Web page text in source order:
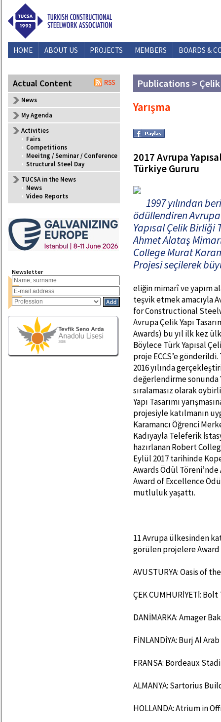
HOME ABOUT US PROJECTS MEMBERS BOARDS &
Actual Content
News
My Agenda
Activities
• Fairs
• Competitions
• Meeitng / Seminar / Conference
• Structural Steel Day
TUCSA in the News
• News
• Video Reports
Newsletter
Publications > Çelik
Yarışma
2017 Avrupa
Türkiye Gururu
1997 yılından
ödüllendiren Avrupa
Yapısal Çelik Birliği
Ahmet Alataş
College Murat
Projesi seçilerek
eliğin mimarî ve yapım
teşvik etmek amacıyla
for Constructional
Avrupa Çelik Yapı
Awards) bu yıl ilk kez
Böylece Türk Yapısal
proje ECCS’e
2016 yılında
değerlendirme sonunda
sıralamasız olarak
Yapı Tasarımı
projesiyle katılmanın
Karamancı Öğrenci
Kadıyayla Teleferik
hazırlanan Robert
Eylül 2017 tarihinde
Awards Ödül
Award of Excellence
mutluluk yaşattı.
11 Avrupa ülkesinden
görülen projelere
AVUSTURYA: Oasis of
ÇEK CUMHURİYETİ:
DANİMARKA: Amager
FİNLANDİYA: Burj Al
FRANSA: Bordeaux
ALMANYA: Sartorius
HOLLANDA: Atrium in